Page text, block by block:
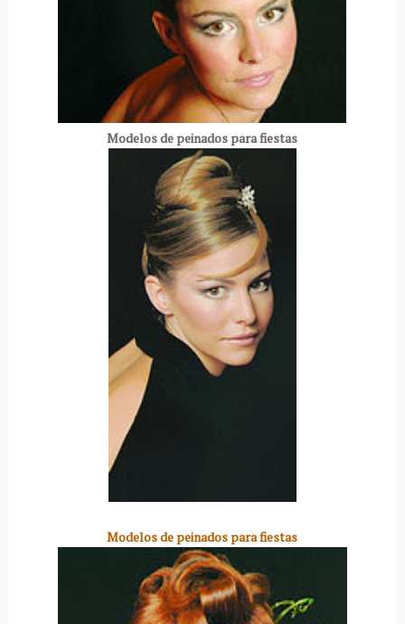
Modelos de peinados para fiestas
Modelos de peinados para fiestas